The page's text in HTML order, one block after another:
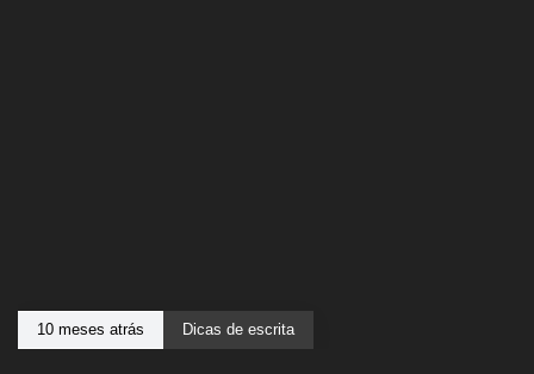
10 meses atrás Dicas de escrita